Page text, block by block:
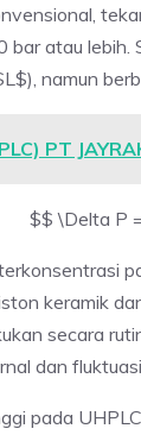
bar atau
namun
PT
$$ \Delta P
keramik
secara
dan